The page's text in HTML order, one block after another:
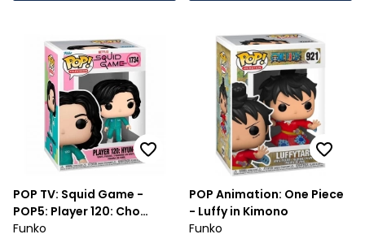
POP TV: Squid Game -
POP5: Player 120: Cho
Hyun-ju (1734)
Funko
POP Animation: One Piece
- Luffy in Kimono
Funko